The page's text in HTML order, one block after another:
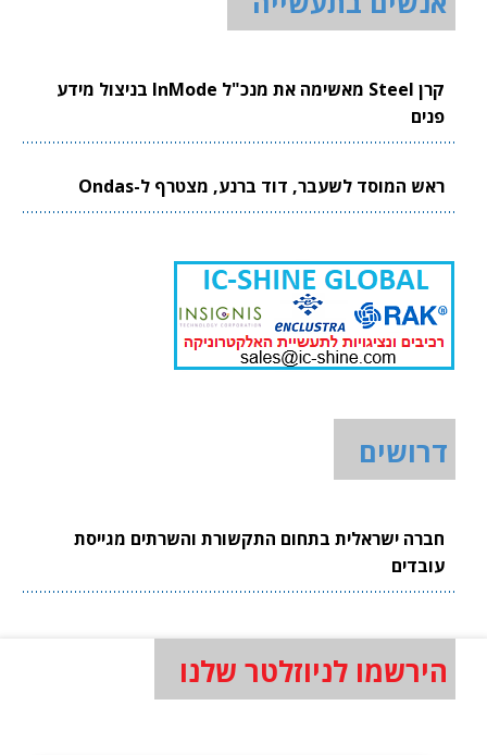
קרן Steel מאשימה את מנכ"ל InMode בניצול מידע
פנים
ראש המוסד לשעבר, דוד ברנע, מצטרף ל-Ondas
דרושים
חברה ישראלית בתחום התקשורת והשרתים מגייסת
עובדים
הירשמו לניוזלטר שלנו